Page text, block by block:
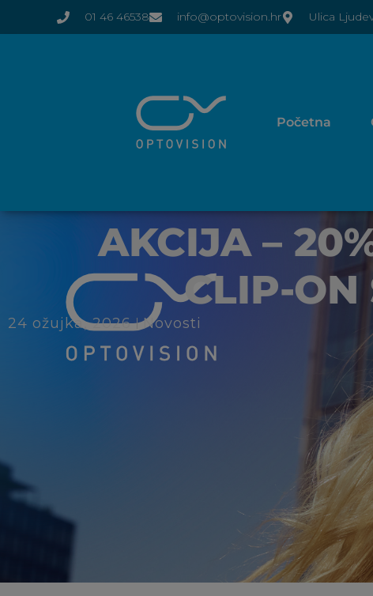
01 46 46538 info@optovision.hr Ulica
Početna
AKCIJA –
CLIP-ON
24 ožujka, 2026 Novosti